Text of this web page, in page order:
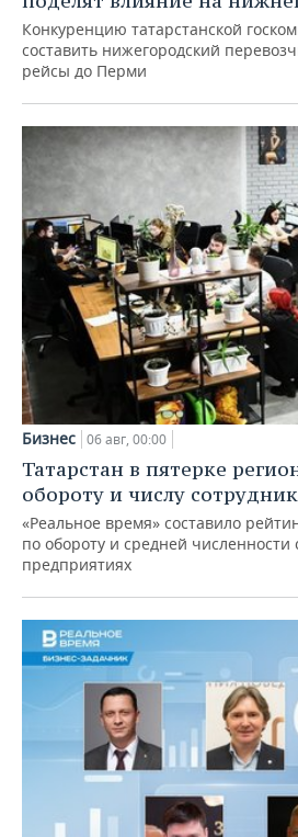
Конкуренцию татарстанской
составить нижегородский
рейсы до Перми
Бизнес 06 авг, 00:00
Татарстан в пятерке
обороту и числу
«Реальное время» составило
по обороту и средней
предприятиях